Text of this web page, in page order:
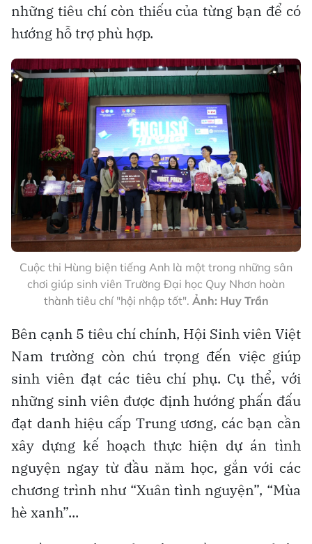
những tiêu chí còn thiếu của từng bạn để có
hướng hỗ trợ phù hợp.
Cuộc thi Hùng biện tiếng Anh là một trong những sân
chơi giúp sinh viên Trường Đại học Quy Nhơn hoàn
thành tiêu chí "hội nhập tốt". Ảnh: Huy Trần
Bên cạnh 5 tiêu chí chính, Hội Sinh viên Việt
Nam trường còn chú trọng đến việc giúp
sinh viên đạt các tiêu chí phụ. Cụ thể, với
những sinh viên được định hướng phấn đấu
đạt danh hiệu cấp Trung ương, các bạn cần
xây dựng kế hoạch thực hiện dự án tình
nguyện ngay từ đầu năm học, gắn với các
chương trình như “Xuân tình nguyện”, “Mùa
hè xanh”...